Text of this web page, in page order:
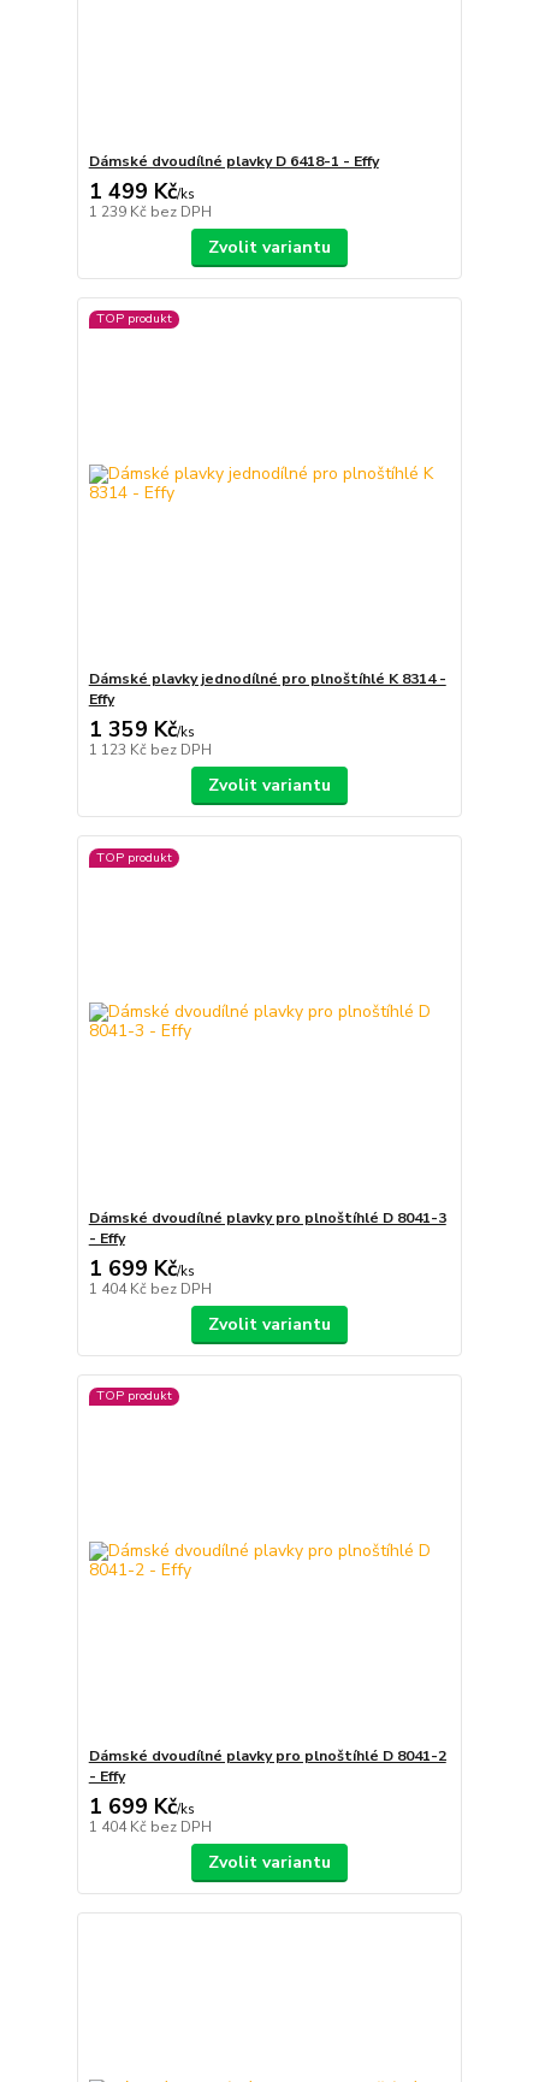
Dámské dvoudílné plavky D 6418-1 - Effy
1 499 Kč/ks
1 239 Kč bez DPH
Zvolit variantu
TOP produkt
Dámské plavky jednodílné pro plnoštíhlé K 8314 -
Effy
1 359 Kč/ks
1 123 Kč bez DPH
Zvolit variantu
TOP produkt
Dámské dvoudílné plavky pro plnoštíhlé D 8041-3
- Effy
1 699 Kč/ks
1 404 Kč bez DPH
Zvolit variantu
TOP produkt
Dámské dvoudílné plavky pro plnoštíhlé D 8041-2
- Effy
1 699 Kč/ks
1 404 Kč bez DPH
Zvolit variantu